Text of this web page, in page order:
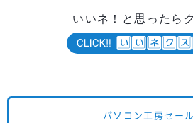
いいネ！と思ったら
パソコン工房セー